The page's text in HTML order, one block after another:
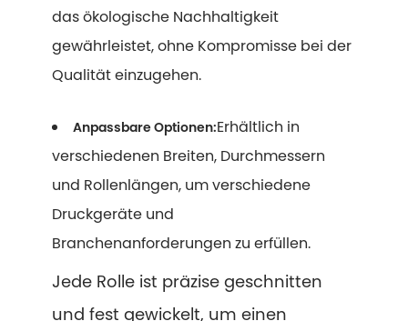
das ökologische Nachhaltigkeit
gewährleistet, ohne Kompromisse bei der
Qualität einzugehen.
Anpassbare Optionen:Erhältlich in
verschiedenen Breiten, Durchmessern
und Rollenlängen, um verschiedene
Druckgeräte und
Branchenanforderungen zu erfüllen.
Jede Rolle ist präzise geschnitten
und fest gewickelt, um einen